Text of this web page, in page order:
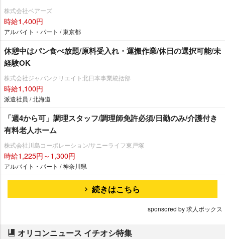
株式会社ベアーズ
時給1,400円
アルバイト・パート / 東京都
休憩中はパン食べ放題/原料受入れ・運搬作業/休日の選択可能/未
経験OK
株式会社ジャパンクリエイト北日本事業統括部
時給1,100円
派遣社員 / 北海道
「週4から可」調理スタッフ/調理師免許必須/日勤のみ/介護付き
有料老人ホーム
株式会社川島コーポレーション/サニーライフ東戸塚
時給1,225円～1,300円
アルバイト・パート / 神奈川県
続きはこちら
sponsored by 求人ボックス
オリコンニュース イチオシ特集